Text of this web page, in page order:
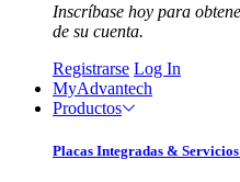
Inscríbase hoy para
de su cuenta.
Registrarse Log In
MyAdvantech
Productos
Placas Integradas &